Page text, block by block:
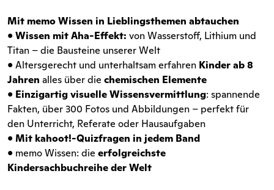
Mit memo Wissen in Lieblingsthemen abtauchen
•Wissen mit Aha-Effekt: von Wasserstoff, Lithium und
Titan – die Bausteine unserer Welt
• Altersgerecht und unterhaltsam erfahren Kinder ab 8
Jahren alles über die chemischen Elemente
• Einzigartig visuelle Wissensvermittlung: spannende
Fakten, über 300 Fotos und Abbildungen – perfekt für
den Unterricht, Referate oder Hausaufgaben
• Mit kahoot!-Quizfragen in jedem Band
• memo Wissen: die erfolgreichste
Kindersachbuchreihe der Welt